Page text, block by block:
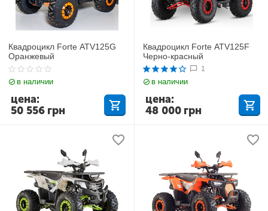
Квадроцикл Forte ATV125G
Оранжевый
в наличии
50 556 грн
цена:
Квадроцикл Forte ATV125F
Черно-красный
1
в наличии
48 000 грн
цена: